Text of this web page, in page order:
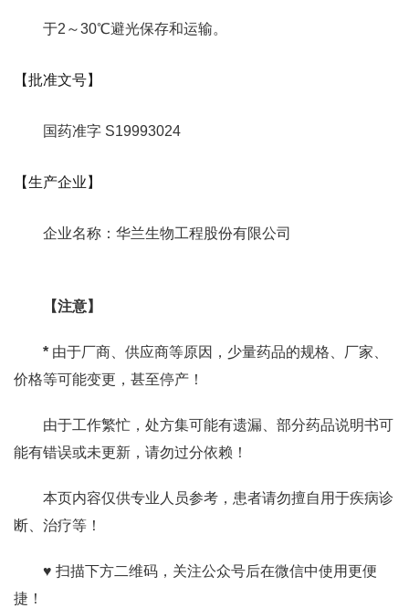
于2～30℃避光保存和运输。
【批准文号】
国药准字 S19993024
【生产企业】
企业名称：华兰生物工程股份有限公司
【注意】
* 由于厂商、供应商等原因，少量药品的规格、厂家、
价格等可能变更，甚至停产！
由于工作繁忙，处方集可能有遗漏、部分药品说明书可
能有错误或未更新，请勿过分依赖！
本页内容仅供专业人员参考，患者请勿擅自用于疾病诊
断、治疗等！
♥ 扫描下方二维码，关注公众号后在微信中使用更便
捷！